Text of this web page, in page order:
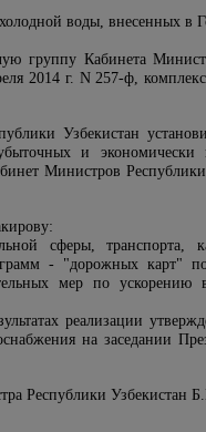
воды, внесенных в
группу Кабинета
2014 г. N 257-ф,
Узбекистан
и экономически
Министров
сферы, транспорта,
- "дорожных карт"
мер по ускорению
реализации
на заседании
Республики Узбекистан